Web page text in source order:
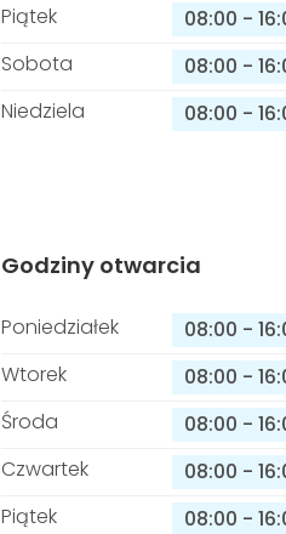
Piątek
08:00 -
Sobota
08:00 -
Niedziela
08:00 -
Godziny otwarcia
Poniedziałek 08:00 -
Wtorek
08:00 -
Środa
08:00 -
Czwartek
08:00 -
Piątek
08:00 -